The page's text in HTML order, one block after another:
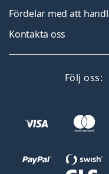
Fördelar med att
Kontakta oss
Följ oss: